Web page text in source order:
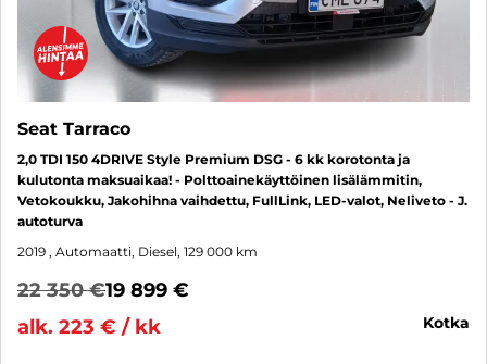
Seat Tarraco
2,0 TDI 150 4DRIVE Style Premium DSG - 6 kk korotonta ja
kulutonta maksuaikaa! - Polttoainekäyttöinen lisälämmitin,
Vetokoukku, Jakohihna vaihdettu, FullLink, LED-valot, Neliveto - J.
autoturva
2019 , Automaatti, Diesel, 129 000 km
22 350 €19 899 €
alk. 223 € / kk
kotka